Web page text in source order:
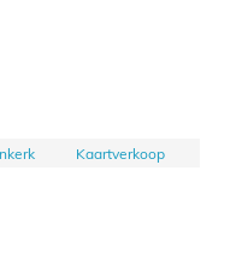
Kaartverkoop